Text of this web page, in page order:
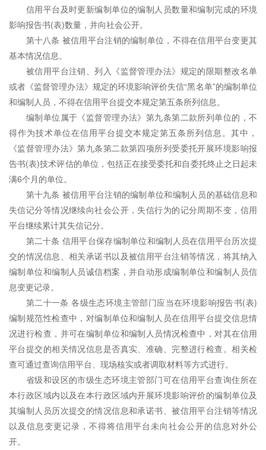
信用平台及时更新编制单位的编制人员数量和编制完成的环境
影响报告书(表)数量，并向社会公开。
第十八条 被信用平台注销的编制单位，不得在信用平台变更其
基本情况信息。
被信用平台注销、列入《监督管理办法》规定的限期整改名单
或者《监督管理办法》规定的环境影响评价失信“黑名单”的编制单位
和编制人员，不得在信用平台提交本规定第五条所列信息。
编制单位属于《监督管理办法》第九条第二款所列单位的，不
得作为技术单位在信用平台提交本规定第五条所列信息。其中，
《监督管理办法》第九条第二款第四项所列受委托开展环境影响报
告书(表)技术评估的单位，包括正在接受委托和自委托终止之日起未
满6个月的单位。
第十九条 被信用平台注销的编制单位和编制人员的基础信息和
失信记分等情况继续向社会公开，失信行为的记分周期不变，信用
平台继续累计其失信记分。
第二十条 信用平台保存编制单位和编制人员在信用平台历次提
交的情况信息、相关承诺书以及被信用平台注销等情况，将其纳入
编制单位和编制人员诚信档案，并自动形成编制单位和编制人员信
息变更记录。
第二十一条 各级生态环境主管部门应当在环境影响报告书(表)
编制规范性检查中，对编制单位和编制人员在信用平台提交信息情
况进行检查，并可在编制单位和编制人员情况检查中，对其在信用
平台提交的相关情况信息是否真实、准确、完整进行检查。相关检
查可通过查询信用平台、现场核实或者调取材料等方式进行。
省级和设区的市级生态环境主管部门可在信用平台查询住所在
本行政区域内以及在本行政区域内开展环境影响评价的编制单位及
其编制人员历次提交的情况信息和承诺书、被信用平台注销等情况
以及信息变更记录，不得将信用平台未向社会公开的信息对外公
开。